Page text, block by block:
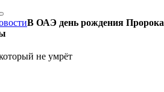
В ОАЭ день рождения Пророка